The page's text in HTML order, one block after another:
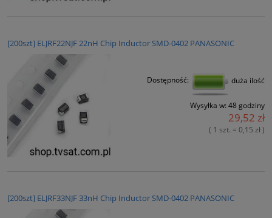
[200szt] ELJRF22NJF 22nH Chip Inductor SMD-0402 PANASONIC
Dostępność: duża ilość
Wysyłka w: 48 godziny
29,52 zł
( 1 szt. = 0,15 zł )
[200szt] ELJRF33NJF 33nH Chip Inductor SMD-0402 PANASONIC